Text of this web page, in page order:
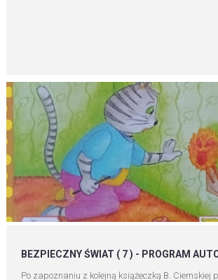
BEZPIECZNY ŚWIAT ( 7 ) - PROGRAM
Po zapoznaniu z kolejną książeczką B. Ciemskiej